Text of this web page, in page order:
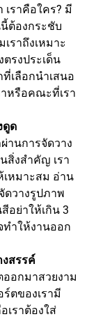
เราคือใคร? มี
ต้องกระชับ
ราถึงเหมาะ
รงประเด็น
เลือกนำเสนอ
หรือคณะที่เรา
ดูด
านการจัดวาง
สิ่งสำคัญ เรา
เหมาะสม อ่าน
ดวางรูปภาพ
อย่าให้เกิน 3
ทำให้งานออก
งสรรค์
อกมาสวยงาม
ตของเรามี
เราต้องใส่